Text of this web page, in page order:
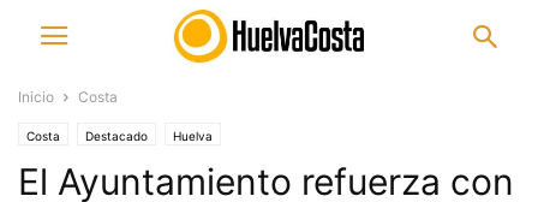
Inicio Costa
Costa Destacado Huelva
El Ayuntamiento refuerza con